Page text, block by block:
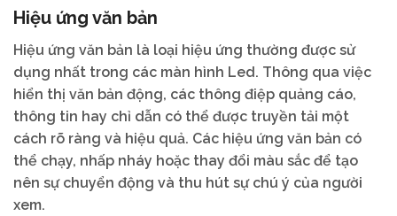
Hiệu ứng văn bản
Hiệu ứng văn bản là loại hiệu ứng thường được sử
dụng nhất trong các màn hình Led. Thông qua việc
hiển thị văn bản động, các thông điệp quảng cáo,
thông tin hay chỉ dẫn có thể được truyền tải một
cách rõ ràng và hiệu quả. Các hiệu ứng văn bản có
thể chạy, nhấp nháy hoặc thay đổi màu sắc để tạo
nên sự chuyển động và thu hút sự chú ý của người
xem.